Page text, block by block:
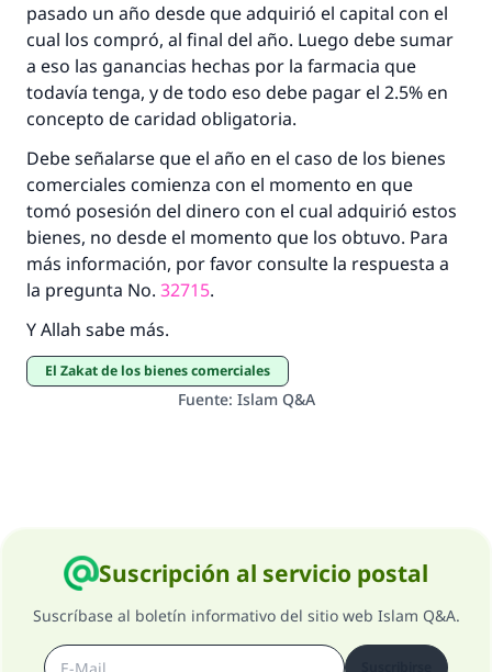
pasado un año desde que adquirió el capital con el
cual los compró, al final del año. Luego debe sumar
a eso las ganancias hechas por la farmacia que
todavía tenga, y de todo eso debe pagar el 2.5% en
concepto de caridad obligatoria.
Debe señalarse que el año en el caso de los bienes
comerciales comienza con el momento en que
tomó posesión del dinero con el cual adquirió estos
bienes, no desde el momento que los obtuvo. Para
más información, por favor consulte la respuesta a
la pregunta No. 32715.
Y Allah sabe más.
El Zakat de los bienes comerciales
Fuente: Islam Q&A
Suscripción al servicio postal
Suscríbase al boletín informativo del sitio web Islam Q&A.
(MUSLIM, 1893)
Contribuir